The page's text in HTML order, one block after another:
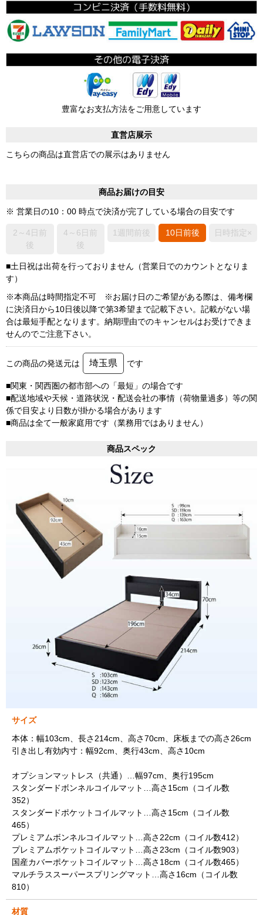
豊富なお支払方法をご用意しています
直営店展示
こちらの商品は直営店での展示はありません
商品お届けの目安
※ 営業日の10：00 時点で決済が完了している場合の目安です
2～4日前
後
4～6日前
後
1週間前後 10日前後 日時指定×
■土日祝は出荷を行っておりません（営業日でのカウントとなりま
す）
※本商品は時間指定不可 ※お届け日のご希望がある際は、備考欄
に決済日から10日後以降で第3希望まで記載下さい。記載がない場
合は最短手配となります。納期理由でのキャンセルはお受けできま
せんのでご注意下さい。
この商品の発送元は 埼玉県 です
■関東・関西圏の都市部への「最短」の場合です
■配送地域や天候・道路状況・配送会社の事情（荷物量過多）等の関
係で目安より日数が掛かる場合があります
■商品は全て一般家庭用です（業務用ではありません）
商品スペック
サイズ
本体：幅103cm、長さ214cm、高さ70cm、床板までの高さ26cm
引き出し有効内寸：幅92cm、奥行43cm、高さ10cm
オプションマットレス（共通）…幅97cm、奥行195cm
スタンダードボンネルコイルマット…高さ15cm（コイル数
352）
スタンダードポケットコイルマット…高さ15cm（コイル数
465）
プレミアムボンネルコイルマット…高さ22cm（コイル数412）
プレミアムポケットコイルマット…高さ23cm（コイル数903）
国産カバーポケットコイルマット…高さ18cm（コイル数465）
マルチラススーパースプリングマット…高さ16cm（コイル数
810）
材質